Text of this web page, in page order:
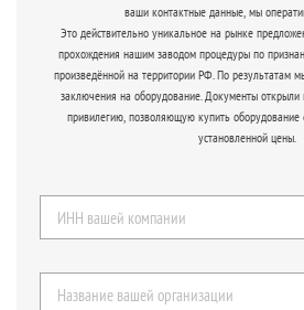
ваши контактные данные, мы
Это действительно уникальное на рынке
прохождения нашим заводом процедуры по
произведённой на территории РФ. По результатам
заключения на оборудование. Документы
привилегию, позволяющую купить оборудование
установленной цены.